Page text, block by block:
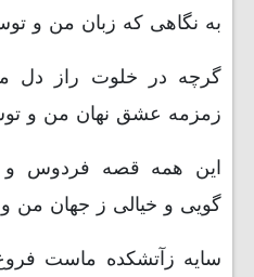
به نگاهی که زبان من و
گرچه در خلوت راز دل
زمزمه عشق نهان من و
این همه قصه فردوس
گویی و خیالی ز جهان من
سایه زآتشکده ماست